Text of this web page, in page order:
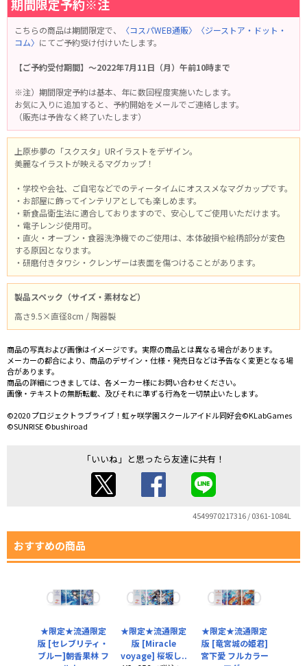
期間限定予約※注
こちらの商品は期間限定で、 〈コスパWEB通販〉
〈ジーストア・ドット・
コム〉 にてご予約受け付けいたします。
【ご予約受付期間】～2022年7月11日（月）午前10時まで
※注）期間限定予約は基本、年に数回程度実施いたします。
お気に入りに追加すると、予約開始をメールでご連絡します。
（販売は予告なく終了いたします）
上原歩夢の「スクスタ」URイラストをデザイン。
美麗なイラストが映えるマグカップ！
・学校や会社、ご自宅などでのティータイムにオススメなマグカップです。
・お部屋に飾ってインテリアとしても楽しめます。
・新食品衛生法に適合しておりますので、安心してご使用いただけます。
・電子レンジ使用可。
・直火・オーブン・食器洗浄機でのご使用は、本体破損や絵柄部分が変色
する原因となります。
・研磨付きタワシ・クレンザーは表面を傷つけることがあります。
製品スペック（サイズ・素材など）
高さ9.5×直径8cm / 陶器製
商品の写真および画像はイメージです。実際の商品とは異なる場合があります。
メーカーの都合により、商品のデザイン・仕様・発売日などは予告なく変更となる場
合があります。
商品の詳細につきましては、各メーカー様にお問い合わせください。
画像・テキストの無断転載、及びそれに準ずる行為を一切禁止いたします。
©2020 プロジェクトラブライブ！虹ヶ咲学園スクールアイドル同好会©KLabGames
©SUNRISE ©bushiroad
「いいね」と思ったら友達に共有！
4549970217316 / 0361-1084L
おすすめの商品
★限定★流通限定
版 [Miracle
voyage] 桜坂し..
★限定★流通限定
版 [竜宮城の姫君]
宮下愛 フルカラー
★限定★流通限定
版 [セレブリティ・
ブルー]朝香果林 フ